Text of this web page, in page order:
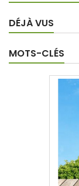
DÉJÀ VUS
MOTS-CLÉS